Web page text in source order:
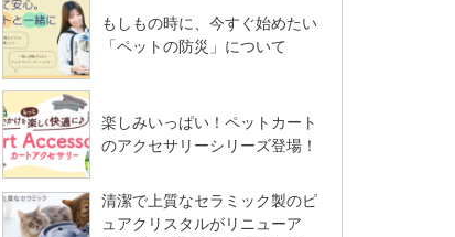
もしもの時に、今すぐ始めたい
「ペットの防災」について
楽しみいっぱい！ペットカート
のアクセサリーシリーズ登場！
清潔で上質なセラミック製のピ
ュアクリスタルがリニューア